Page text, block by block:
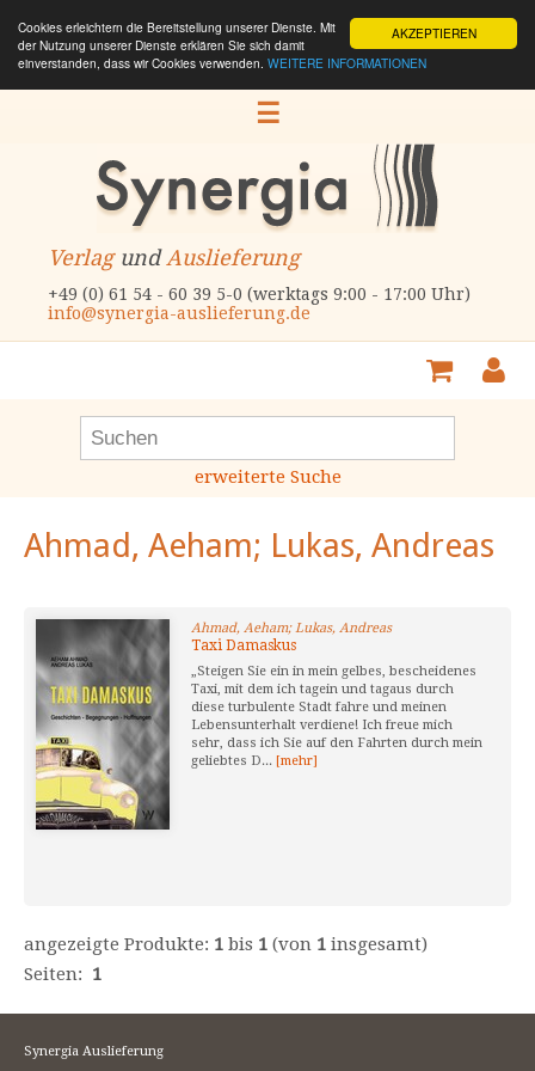
AKZEPTIEREN
Cookies erleichtern die Bereitstellung unserer Dienste. Mit
der Nutzung unserer Dienste erklären Sie sich damit
einverstanden, dass wir Cookies verwenden. WEITERE INFORMATIONEN
☰
VerlagundAuslieferung
+49 (0) 61 54 - 60 39 5-0 (werktags 9:00 - 17:00 Uhr)
info@synergia-auslieferung.de
erweiterte Suche
Ahmad, Aeham; Lukas, Andreas
Ahmad, Aeham; Lukas, Andreas
Taxi Damaskus
„Steigen Sie ein in mein gelbes, bescheidenes
Taxi, mit dem ich tagein und tagaus durch
diese turbulente Stadt fahre und meinen
Lebensunterhalt verdiene! Ich freue mich
sehr, dass ich Sie auf den Fahrten durch mein
geliebtes D... [mehr]
angezeigte Produkte: 1 bis 1 (von 1 insgesamt)
Seiten: 1
Synergia Auslieferung